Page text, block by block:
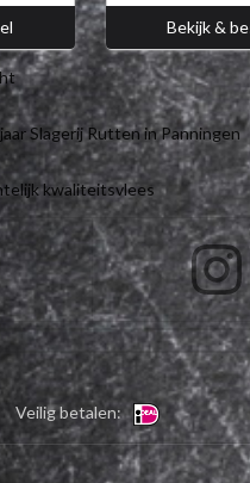
Bekijk &
Slagerij Rutten in Panningen
kwaliteitsvlees
Veilig betalen: